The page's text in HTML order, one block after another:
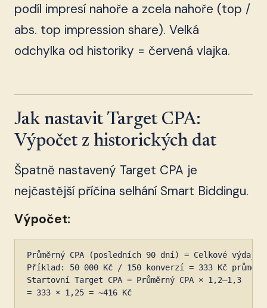
podíl impresí nahoře a zcela nahoře (top /
abs. top impression share). Velká
odchylka od historiky = červená vlajka.
Jak nastavit Target CPA:
Výpočet z historických dat
Špatně nastavený Target CPA je
nejčastější příčina selhání Smart Biddingu.
Výpočet:
Průměrný CPA (posledních 90 dní) = Celkové
Příklad: 50 000 Kč / 150 konverzí = 333 Kč
Startovní Target CPA = Průměrný CPA × 1,2–1,3
= 333 × 1,25 = ~416 Kč